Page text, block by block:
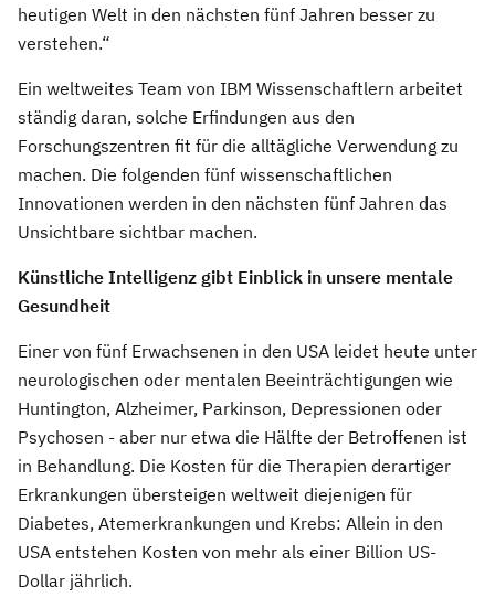
heutigen Welt in den nächsten fünf Jahren besser zu
verstehen.“
Ein weltweites Team von IBM Wissenschaftlern arbeitet
ständig daran, solche Erfindungen aus den
Forschungszentren fit für die alltägliche Verwendung zu
machen. Die folgenden fünf wissenschaftlichen
Innovationen werden in den nächsten fünf Jahren das
Unsichtbare sichtbar machen.
Künstliche Intelligenz gibt Einblick in unsere mentale
Gesundheit
Einer von fünf Erwachsenen in den USA leidet heute unter
neurologischen oder mentalen Beeinträchtigungen wie
Huntington, Alzheimer, Parkinson, Depressionen oder
Psychosen - aber nur etwa die Hälfte der Betroffenen ist
in Behandlung. Die Kosten für die Therapien derartiger
Erkrankungen übersteigen weltweit diejenigen für
Diabetes, Atemerkrankungen und Krebs: Allein in den
USA entstehen Kosten von mehr als einer Billion US-
Dollar jährlich.